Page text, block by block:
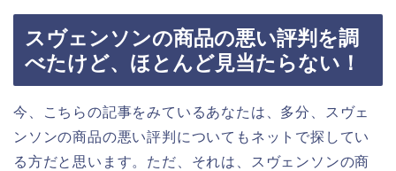
スヴェンソンの商品の悪い評判を調
べたけど、ほとんど見当たらない！
今、こちらの記事をみているあなたは、多分、スヴェ
ンソンの商品の悪い評判についてもネットで探してい
る方だと思います。ただ、それは、スヴェンソンの商